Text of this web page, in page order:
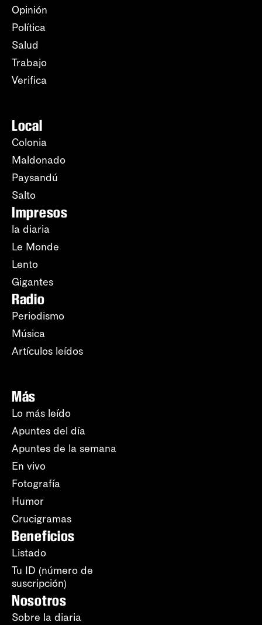
Opinión
Política
Salud
Trabajo
Verifica
Local
Colonia
Maldonado
Paysandú
Salto
Impresos
la diaria
Le Monde
Lento
Gigantes
Radio
Periodismo
Música
Artículos leídos
Más
Lo más leído
Apuntes del día
Apuntes de la semana
En vivo
Fotografía
Humor
Crucigramas
Beneficios
Listado
Tu ID (número de
suscripción)
Nosotros
Sobre la diaria